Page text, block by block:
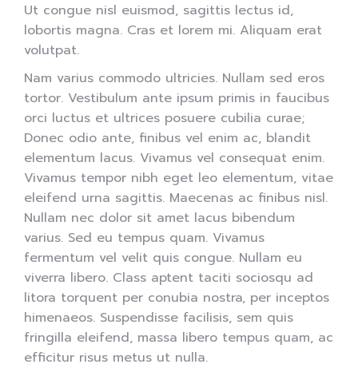
Ut congue nisl euismod, sagittis lectus id,
lobortis magna. Cras et lorem mi. Aliquam erat
volutpat.
Nam varius commodo ultricies. Nullam sed eros
tortor. Vestibulum ante ipsum primis in faucibus
orci luctus et ultrices posuere cubilia curae;
Donec odio ante, finibus vel enim ac, blandit
elementum lacus. Vivamus vel consequat enim.
Vivamus tempor nibh eget leo elementum, vitae
eleifend urna sagittis. Maecenas ac finibus nisl.
Nullam nec dolor sit amet lacus bibendum
varius. Sed eu tempus quam. Vivamus
fermentum vel velit quis congue. Nullam eu
viverra libero. Class aptent taciti sociosqu ad
litora torquent per conubia nostra, per inceptos
himenaeos. Suspendisse facilisis, sem quis
fringilla eleifend, massa libero tempus quam, ac
efficitur risus metus ut nulla.